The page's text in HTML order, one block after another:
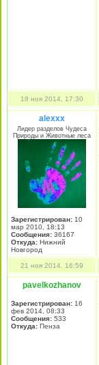
18 ноя 2014, 17:30
alexxx
Лидер разделов Чудеса
Природы и Животные леса
Зарегистрирован: 10
мар 2010, 18:13
Сообщения: 36167
Откуда: Нижний
Новгород
21 ноя 2014, 16:59
pavelkozhanov
Зарегистрирован: 16
фев 2014, 08:33
Сообщения: 533
Откуда: Пенза